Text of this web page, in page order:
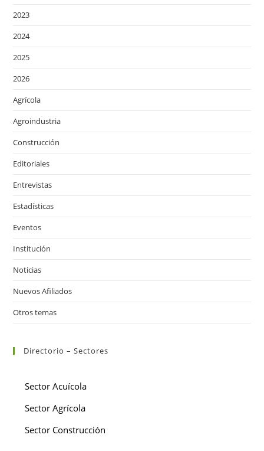
2023
2024
2025
2026
Agrícola
Agroindustria
Construcción
Editoriales
Entrevistas
Estadísticas
Eventos
Institución
Noticias
Nuevos Afiliados
Otros temas
Directorio – Sectores
Sector Acuícola
Sector Agrícola
Sector Construcción